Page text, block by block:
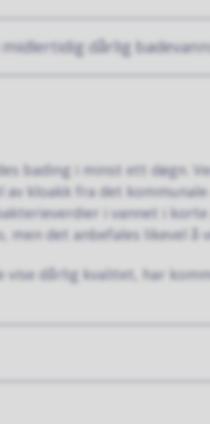
dårlig
bading i minst ett døgn.
kloakk fra det
i vannet i
men det anbefales likevel å
vise dårlig kvalitet, har